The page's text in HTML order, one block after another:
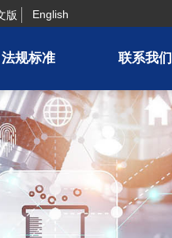
版 English
法规标准 联系我们